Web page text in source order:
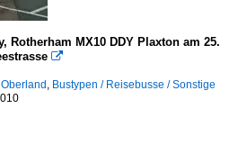
Rotherham MX10 DDY Plaxton am 25.

, Bustypen / Reisebusse / Sonstige